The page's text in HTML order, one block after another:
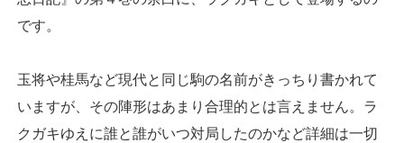
です。
玉将や桂馬など現代と同じ駒の名前がきっちり書かれて
いますが、その陣形はあまり合理的とは言えません。ラ
クガキゆえに誰と誰がいつ対局したのかなど詳細は一切